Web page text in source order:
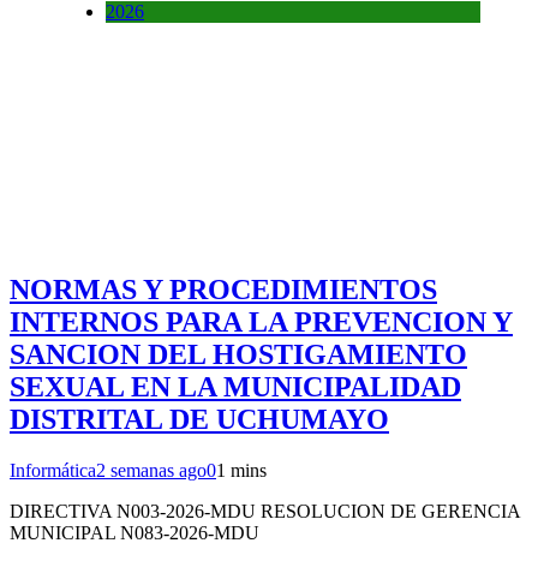
2026
NORMAS Y PROCEDIMIENTOS
INTERNOS PARA LA PREVENCION Y
SANCION DEL HOSTIGAMIENTO
SEXUAL EN LA MUNICIPALIDAD
DISTRITAL DE UCHUMAYO
Informática2 semanas ago01 mins
DIRECTIVA N003-2026-MDU RESOLUCION DE GERENCIA
MUNICIPAL N083-2026-MDU